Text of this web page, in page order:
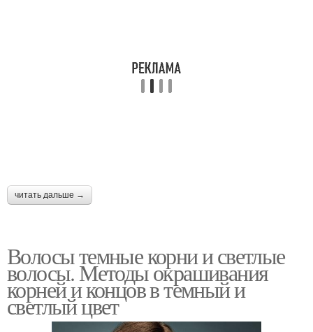
читать дальше →
Волосы темные корни и светлые
волосы. Методы окрашивания
корней и концов в темный и
светлый цвет